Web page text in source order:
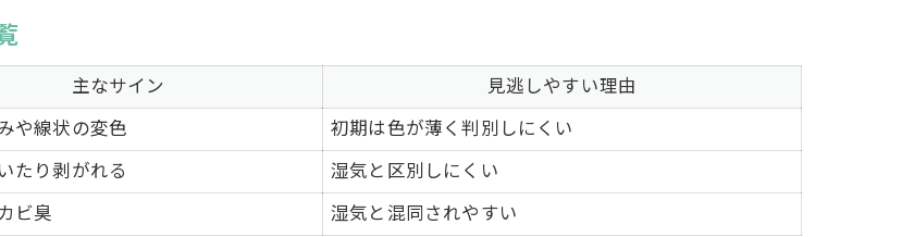
悪徳業者を避けるための雨漏り業者選定術
口コミを活用した雨漏り業者の選び方
屋根修理センター利用時の注意点まとめ
いの安全を守る雨漏り対策の新常識
絶対押さえたい雨漏り対策の基本
雨漏り修理の最新工法とその効果比較
主なサイン
見逃しやすい理由
や線状の変色
初期は色が薄く判別しにくい
たり剥がれる
湿気と区別しにくい
ビ臭
湿気と混同されやすい